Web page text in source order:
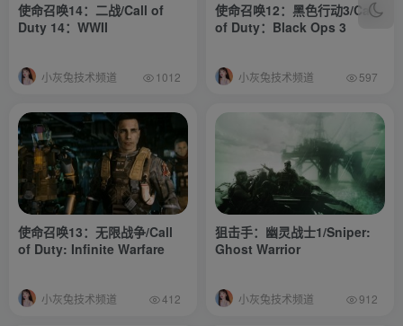
使命召唤14：二战/Call of
Duty 14：WWII
小灰兔技术频道 1012
使命召唤12：黑色行动3/Call
of Duty：Black Ops 3
小灰兔技术频道 597
使命召唤13：无限战争/Call
of Duty: Infinite Warfare
小灰兔技术频道 412
狙击手：幽灵战士1/Sniper:
Ghost Warrior
小灰兔技术频道 912